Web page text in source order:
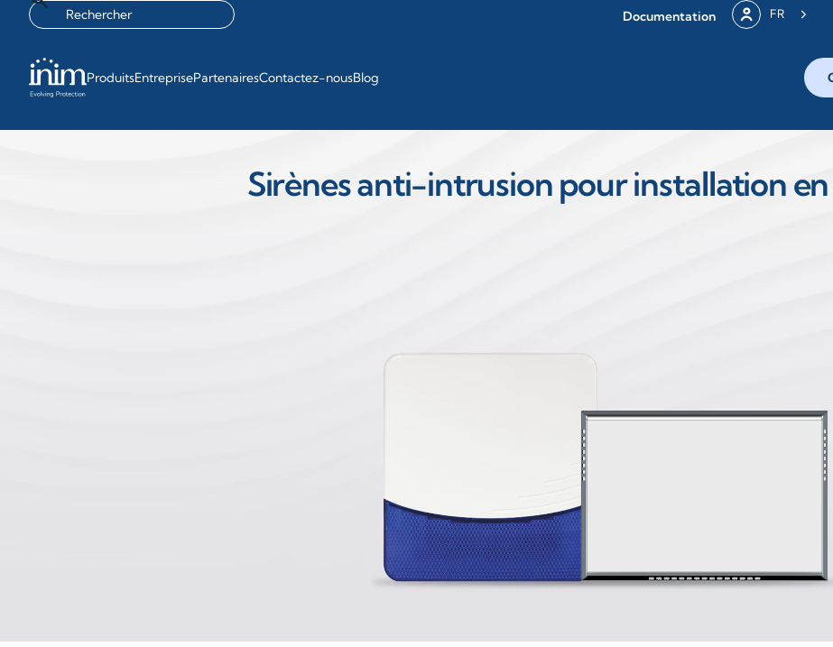
Documentation FR
ProduitsEntreprisePartenairesContactez-nousBlog
Sirènes anti-intrusion pour installation